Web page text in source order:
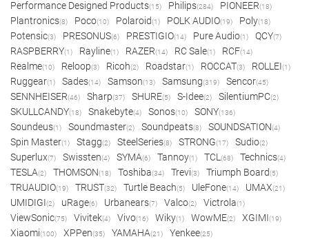
Performance Designed Products(15) Philips(284) PIONEER(18)
Plantronics(8) Poco(10) Polaroid(1) POLK AUDIO(19) Poly(18)
Potensic(3) PRESONUS(6) PRESTIGIO(14) Pure Audio(1) QCY(7)
RASPBERRY(1) Rayline(1) RAZER(14) RC Sale(1) RCF(14)
Realme(10) Reloop(3) Ricoh(2) Roadstar(1) ROCCAT(3) ROLLEI(1)
Ruggear(1) Sades(14) Samson(13) Samsung(319) Sencor(45)
SENNHEISER(46) Sharp(37) SHURE(5) S-Idee(2) SilentiumPC(2)
SKULLCANDY(18) Snakebyte(4) Sonos(10) SONY(136)
Soundeus(1) Soundmaster(2) Soundpeats(8) SOUNDSATION(4)
Spin Master(1) Stagg(2) SteelSeries(8) STRONG(17) Sudio(2)
Superlux(7) Swissten(4) SYMA(6) Tannoy(1) TCL (68) Technics(4)
TESLA(2) THOMSON(18) Toshiba(34) Trevi(3) Triumph Board(5)
TRUAUDIO(19) TRUST(32) Turtle Beach(5) UleFone(14) UMAX(21)
UMIDIGI(2) uRage(6) Urbanears(7) Valco(2) Victrola(1)
ViewSonic(75) Vivitek(4) Vivo(16) Wiky(1) WowME(2) XGIMI(19)
Xiaomi(100) XPPen(35) YAMAHA(21) Yenkee(25)